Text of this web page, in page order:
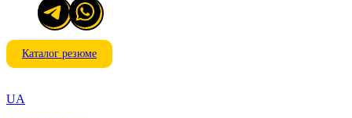
Каталог резюме
UA